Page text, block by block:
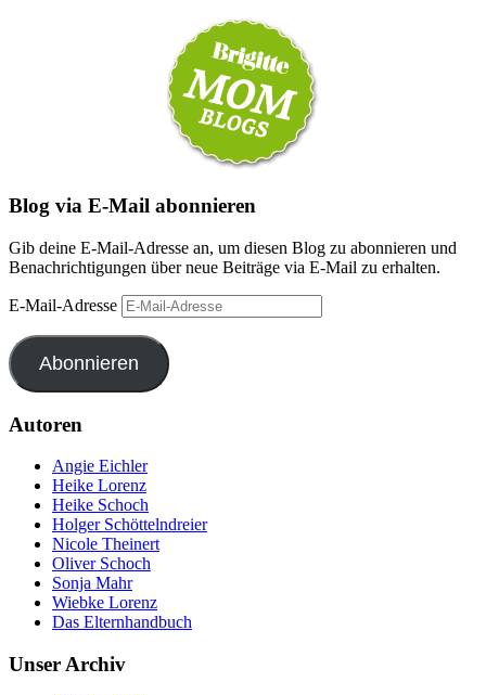
Blog via E-Mail abonnieren
Gib deine E-Mail-Adresse an, um diesen Blog zu abonnieren und
Benachrichtigungen über neue Beiträge via E-Mail zu erhalten.
E-Mail-Adresse
Abonnieren
Autoren
Angie Eichler
Heike Lorenz
Heike Schoch
Holger Schöttelndreier
Nicole Theinert
Oliver Schoch
Sonja Mahr
Wiebke Lorenz
Das Elternhandbuch
Unser Archiv